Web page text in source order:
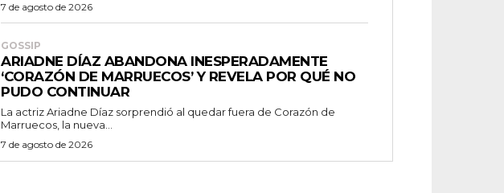
7 de agosto de 2026
GOSSIP
ARIADNE DÍAZ ABANDONA INESPERADAMENTE
‘CORAZÓN DE MARRUECOS’ Y REVELA POR QUÉ NO
PUDO CONTINUAR
La actriz Ariadne Díaz sorprendió al quedar fuera de Corazón de
Marruecos, la nueva...
7 de agosto de 2026